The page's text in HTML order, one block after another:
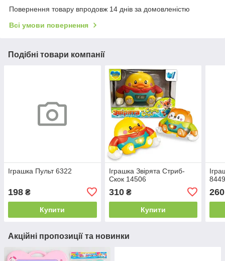
Повернення товару впродовж 14 днів за домовленістю
Всі умови повернення
Подібні товари компанії
Іграшка Пульт 6322
198 ₴
Купити
Іграшка Звірята Стриб-
Скок 14506
310₴
Купити
260
Акційні пропозиції та новинки